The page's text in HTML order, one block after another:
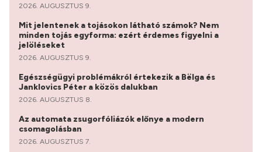
2026. AUGUSZTUS 9.
Mit jelentenek a tojásokon látható számok? Nem
minden tojás egyforma: ezért érdemes figyelni a
jelöléseket
2026. AUGUSZTUS 9.
Egészségügyi problémákról értekezik a Bëlga és
Janklovics Péter a közös dalukban
2026. AUGUSZTUS 8.
Az automata zsugorfóliázók előnye a modern
csomagolásban
2026. AUGUSZTUS 7.